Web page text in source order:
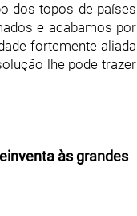
dos topos de países
e acabamos por
fortemente aliada
lhe pode trazer
às grandes